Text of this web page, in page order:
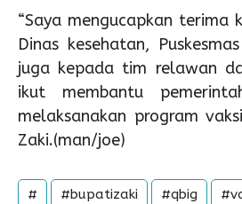
“Saya mengucapkan terima
Dinas kesehatan,
juga kepada tim relawan
ikut membantu
melaksanakan program
Zaki.(man/joe)
# #bupatizaki #qbig